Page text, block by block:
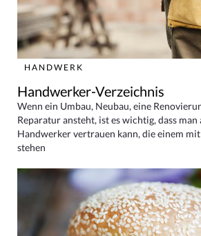
HANDWERK
Handwerker-Verzeichnis
Wenn ein Umbau, Neubau, eine
Reparatur ansteht, ist es wichtig, dass
Handwerker vertrauen kann, die einem mit
stehen